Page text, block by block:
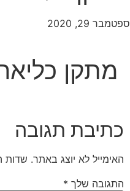
29, 2020
מתקן כליאה
כתיבת תגובה
האימייל לא יוצג באתר. שדות
התגובה שלך*